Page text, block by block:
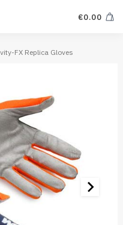
€0.00
FX Replica Gloves